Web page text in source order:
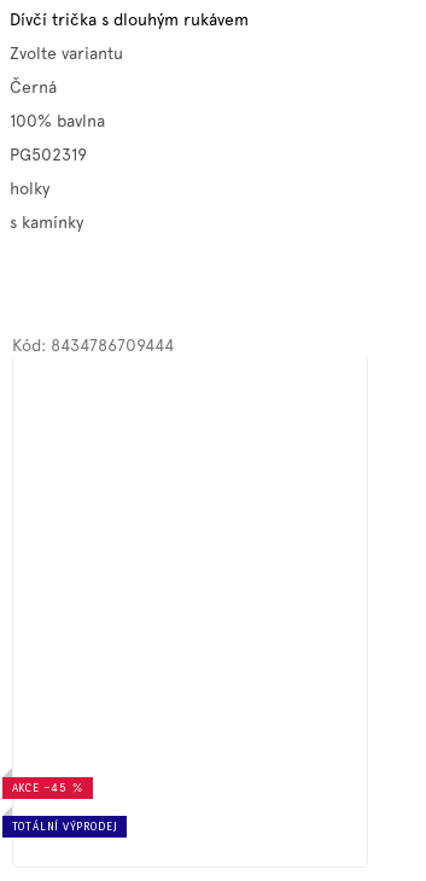
Dívčí trička s dlouhým rukávem
Zvolte variantu
Černá
100% bavlna
PG502319
holky
s kamínky
AKCE –45 %
TOTÁLNÍ VÝPRODEJ
Kód: 8434786709444